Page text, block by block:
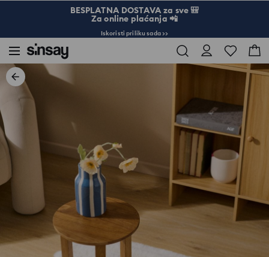
BESPLATNA DOSTAVA za sve 🎒
Za online plaćanja 📲
Iskoristi priliku sada >>